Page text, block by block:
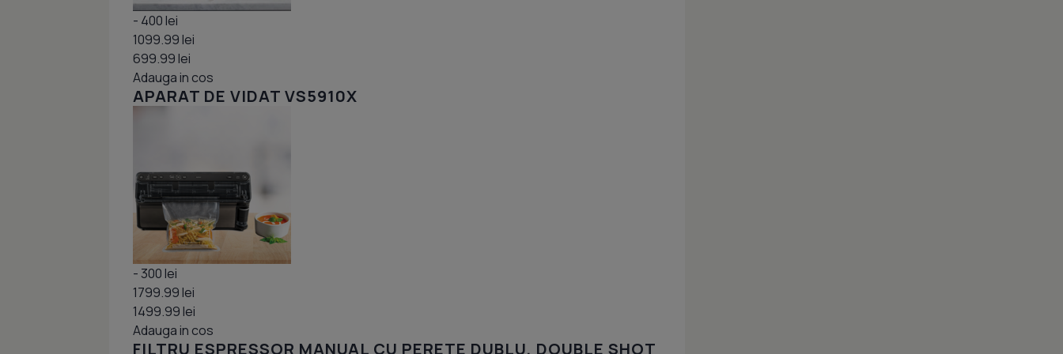
- 400 lei
1099.99 lei
699.99 lei
Adauga in cos
APARAT DE VIDAT VS5910X
- 300 lei
1799.99 lei
1499.99 lei
Adauga in cos
FILTRU ESPRESSOR MANUAL CU PERETE DUBLU, DOUBLE SHOT